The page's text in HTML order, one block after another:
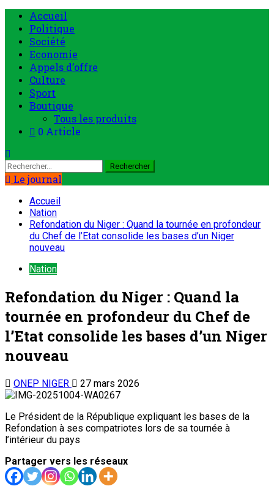
Accueil
Politique
Société
Economie
Appels d’offre
Culture
Sport
Boutique
Tous les produits
0 Article
Le journal
Accueil
Nation
Refondation du Niger : Quand la tournée en profondeur
du Chef de l’Etat consolide les bases d’un Niger
nouveau
Nation
Refondation du Niger : Quand la
tournée en profondeur du Chef de
l’Etat consolide les bases d’un Niger
nouveau
ONEP NIGER 27 mars 2026
Le Président de la République expliquant les bases de la
Refondation à ses compatriotes lors de sa tournée à
l’intérieur du pays
Partager vers les réseaux